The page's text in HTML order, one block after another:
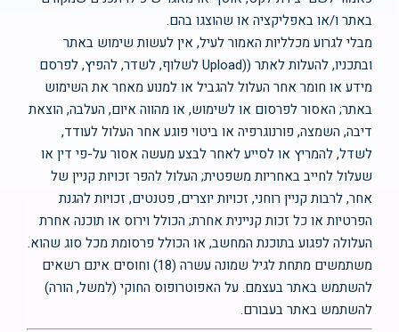
באתר ו/או באפליקציה או שהוצגו בהם.
מבלי לגרוע מכלליות האמור לעיל, אין לעשות שימוש באתר
ובתכניו, להעלות לאתר ((Upload לשלוף, לשדר, להפיץ, לפרסם
מידע או חומר אחר העלול להגביל או למנוע מאחר את השימוש
באתר; האסור לפרסום או לשימוש, או מהווה איום, העלבה, הוצאת
דיבה, השמצה, פורנוגרפיה או ביטוי פוגע אחר העלול לעודד,
לשדל, להמריץ או לסייע לאחר לבצע מעשה אסור על-פי דין או
שעלול לחייב באחריות משפטית; העלול להפר זכויות קניין של
אחר, לרבות קניין רוחני, זכויות יוצרים, פטנטים, זכויות להגנת
הפרטיות או כל זכות קניינית אחרת; הכולל וירוס או תוכנה אחרת
העלולה לפגוע בתוכנת המחשב, או הכולל פרסומת מכל סוג שהוא.
משתמשים מתחת לגיל שמונה עשרה (18) וחוסים אינם רשאים
להשתמש באתר בעצמם. על האפוטרופוס החוקי (למשל, הורה)
להשתמש באתר בעבורם.